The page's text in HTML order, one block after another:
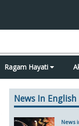
Ragam Hayati
News In English
News